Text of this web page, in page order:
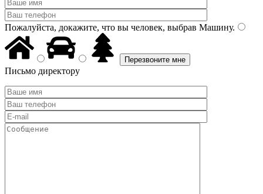
Пожалуйста, докажите, что вы человек, выбрав Машину.
Письмо директору